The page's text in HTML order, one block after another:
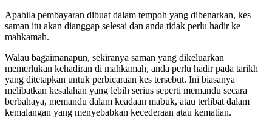
Apabila pembayaran dibuat dalam tempoh yang dibenarkan, kes
saman itu akan dianggap selesai dan anda tidak perlu hadir ke
mahkamah.
Walau bagaimanapun, sekiranya saman yang dikeluarkan
memerlukan kehadiran di mahkamah, anda perlu hadir pada tarikh
yang ditetapkan untuk perbicaraan kes tersebut. Ini biasanya
melibatkan kesalahan yang lebih serius seperti memandu secara
berbahaya, memandu dalam keadaan mabuk, atau terlibat dalam
kemalangan yang menyebabkan kecederaan atau kematian.